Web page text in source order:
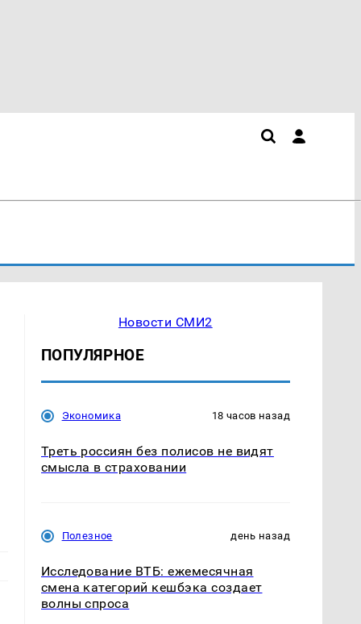
Новости СМИ2
ПОПУЛЯРНОЕ
Экономика 18 часов назад
Треть россиян без полисов не видят
смысла в страховании
Полезное день назад
Исследование ВТБ: ежемесячная
смена категорий кешбэка создает
волны спроса